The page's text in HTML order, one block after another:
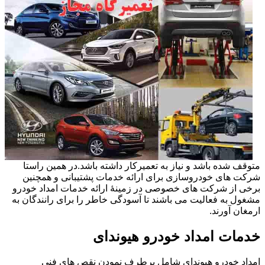
متوقف شده باشد و نیاز به تعمیرکار داشته باشد.در همین راستا
شرکت های خودروسازی برای ارائه خدمات پشتیبانی و همچنین
برخی از شرکت های خصوصی در زمینۀ ارائه خدمات امداد خودرو
مشغول به فعالیت می باشند تا آسودگی خاطر را برای رانندگان به
ارمغان آورند.
خدمات امداد خودرو هیوندای
امداد خودرو هیوندای شامل برطرف نمودن نقص های فنی